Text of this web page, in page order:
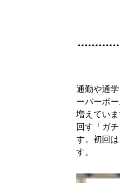
通勤や通
ーパーボ
増えてい
回す「ガ
す。初回
す。